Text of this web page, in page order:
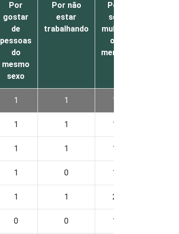
Por
gostar
de
pessoas
do
mesmo
sexo
Por não
estar
trabalhando
Por
ser
mulher
ou
menina
1 1 1
1 1 1
1 1 1
1 0 1
1 1 2
0 0 1